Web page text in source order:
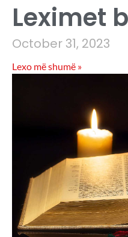
Leximet
October 31, 2023
Lexo më shumë »